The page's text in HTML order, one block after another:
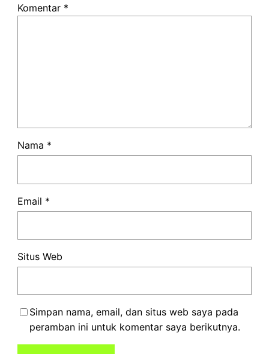
Komentar *
Nama *
Email *
Situs Web
Simpan nama, email, dan situs web saya pada
peramban ini untuk komentar saya berikutnya.